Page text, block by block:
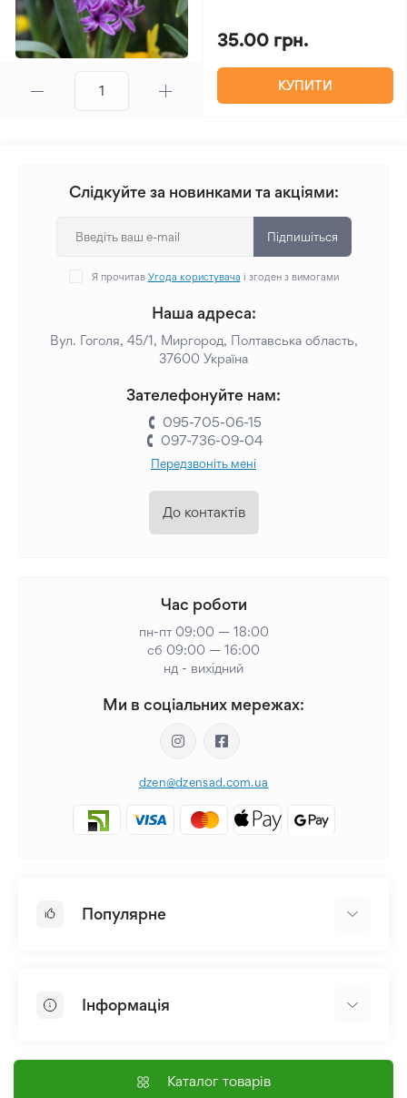
35.00 грн.
КУПИТИ
Слідкуйте за новинками та акціями:
Підпишіться
Я прочитав Угода користувача і згоден з вимогами
Наша адреса:
Вул. Гоголя, 45/1, Миргород, Полтавська область,
37600 Україна
Зателефонуйте нам:
095-705-06-15
097-736-09-04
Передзвоніть мені
До контактів
Час роботи
пн-пт 09:00 — 18:00
сб 09:00 — 16:00
нд - вихідний
Ми в соціальних мережах:
dzen@dzensad.com.ua
Популярне
Лілія
Насіння
Інформація
Доставка і оплата
Каталог товарів